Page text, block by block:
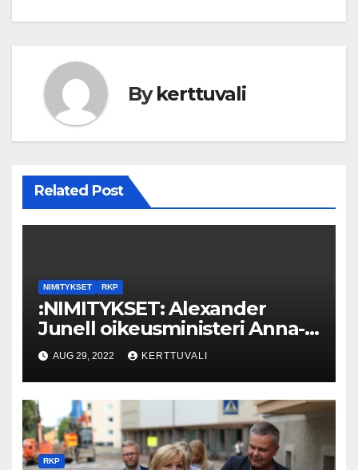
Bykerttuvali
Related Post
NIMITYKSET RKP
:NIMITYKSET: Alexander
Junell oikeusministeri Anna-
Maja Henrikssonin
eduskunta-avustajaksi
AUG 29, 2022 KERTTUVALI
RKP